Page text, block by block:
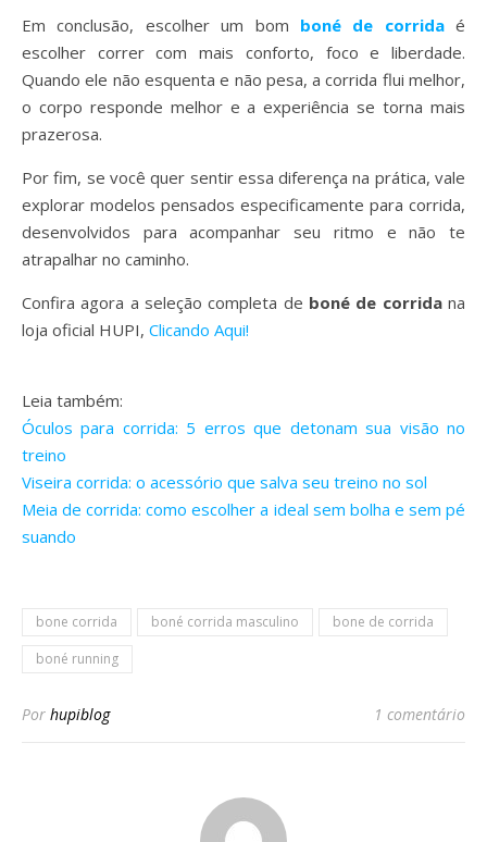
Em conclusão, escolher um bom boné de corridaé
escolher correr com mais conforto, foco e liberdade.
Quando ele não esquenta e não pesa, a corrida flui melhor,
o corpo responde melhor e a experiência se torna mais
prazerosa.
Por fim, se você quer sentir essa diferença na prática, vale
explorar modelos pensados especificamente para corrida,
desenvolvidos para acompanhar seu ritmo e não te
atrapalhar no caminho.
Confira agora a seleção completa de boné de corridana
loja oficial HUPI, Clicando Aqui!
Leia também:
Óculos para corrida: 5 erros que detonam sua visão no
treino
Viseira corrida: o acessório que salva seu treino no sol
Meia de corrida: como escolher a ideal sem bolha e sem pé
suando
bone corrida boné corrida masculino
bone de corrida
boné running
Por hupiblog 1 comentário